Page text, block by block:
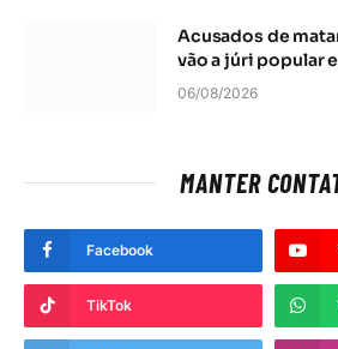
Acusados de
vão a júri popular
06/08/2026
MANTER
Facebook
TikTok